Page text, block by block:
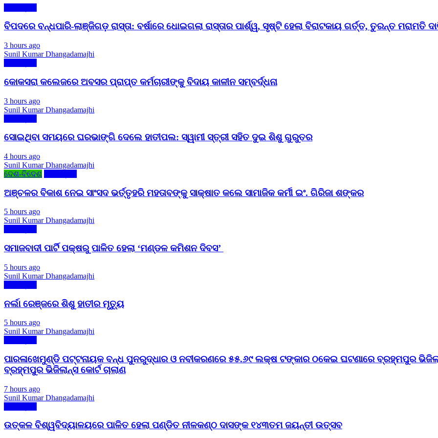
ବିପଦରେ ବନ୍ଧପାରି-ଲାଞ୍ଜିଗଡ଼ ରାସ୍ତା: ବର୍ଷାରେ ଧୋଇଗଲା ରାସ୍ତାର ପାର୍ଶ୍ୱ, ସୃଷ୍ଟି ହେଲା ବିରାଟକାୟ ଗର୍ତ୍ତ, ତୁରନ୍ତ ମରାମତି
3 hours ago
Sunil Kumar Dhangadamajhi
କୋକସରା କଲେଜରେ ଅବସର ପ୍ରାପ୍ତ କର୍ମଚାରୀଙ୍କୁ ବିଦାୟ କାଳୀନ ସମ୍ବର୍ଦ୍ଧନା
3 hours ago
Sunil Kumar Dhangadamajhi
ସୋଇଥିବା ସମୟରେ ଘରଭାଙ୍ଗି ଦେଲେ ହାତୀପଲ: ସ୍ୱାମୀ ସ୍ତ୍ରୀ ସହିତ ଦୁଇ ଶିଶୁ ଗୁରୁତର
4 hours ago
Sunil Kumar Dhangadamajhi
ଦେଶ-ବିଦେଶ
ଅଞ୍ଚଳର ବିକାଶ ନେଇ ସାଂସଦ ଭର୍ତ୍ତୃହରି ମହତାବଙ୍କୁ ସାକ୍ଷାତ କଲେ ସାମାଜିକ କର୍ମୀ ଇଂ. ଗିରିଜା ଶଙ୍କର
5 hours ago
Sunil Kumar Dhangadamajhi
ସମାଜବାଦୀ ପାର୍ଟି ପକ୍ଷରୁ ପାଳିତ ହେଲା ‘ମଣ୍ଡଳ କମିଶନ ଦିବସ’
5 hours ago
Sunil Kumar Dhangadamajhi
ନର୍ଲା ରେଞ୍ଜରେ ଶିଶୁ ହାତୀର ମୃତ୍ୟୁ
5 hours ago
Sunil Kumar Dhangadamajhi
ପାରଳାଖେମୁଣ୍ଡି ପଟ୍ଟନାୟକ ବନ୍ଧ ପୁନରୁଦ୍ଧାର ଓ ନବୀକରଣରେ ୫୫.୬୯ ଲକ୍ଷ ଟଙ୍କାର ଠକେଇ ଘଟଣାରେ ବ୍ରହ୍ମପୁର
ବ୍ରହ୍ମପୁର ଭିଜିଲାନ୍ସ କୋର୍ଟ ଚାଲାଣ
7 hours ago
Sunil Kumar Dhangadamajhi
ଉତ୍କଳ ବିଶ୍ୱବିଦ୍ୟାଳୟରେ ପାଳିତ ହେଲା ପଣ୍ଡିତ ନୀଳକଣ୍ଠ ଦାସଙ୍କ ୧୪୩ତମ ଜୟନ୍ତୀ ଉତ୍ସବ